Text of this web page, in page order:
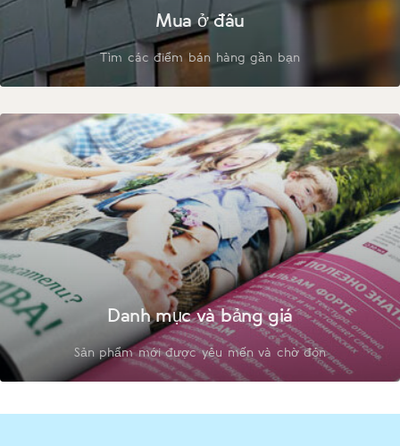
Mua ở đâu
Tìm các điểm bán hàng gần bạn
Danh mục và bảng giá
Sản phẩm mới được yêu mến và chờ đón